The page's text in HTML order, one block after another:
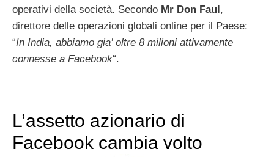
operativi della società. Secondo Mr Don Faul ,
direttore delle operazioni globali online per il Paese:
“In India, abbiamo gia’ oltre 8 milioni attivamente
connesse a Facebook“.
L’assetto azionario di
Facebook cambia volto